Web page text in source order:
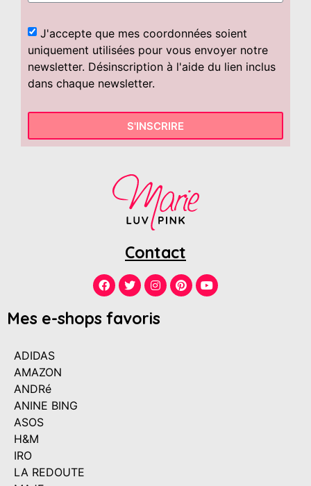
J'accepte que mes coordonnées soient
uniquement utilisées pour vous envoyer notre
newsletter. Désinscription à l'aide du lien inclus
dans chaque newsletter.
S'INSCRIRE
Contact
Mes e-shops favoris
ADIDAS
AMAZON
ANDRé
ANINE BING
ASOS
H&M
IRO
LA REDOUTE